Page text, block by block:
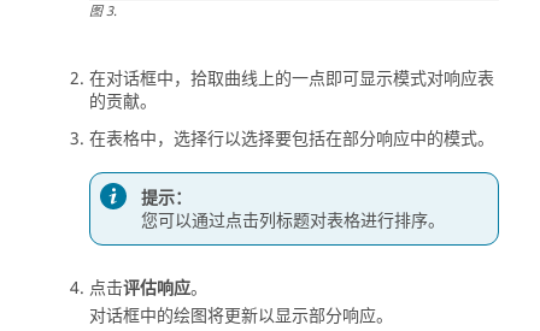
图3.
在对话框中，拾取曲线上的一点即可显示模式对响应表
的贡献。
在表格中，选择行以选择要包括在部分响应中的模式。
提示：
您可以通过点击列标题对表格进行排序。
点击评估响应。
对话框中的绘图将更新以显示部分响应。